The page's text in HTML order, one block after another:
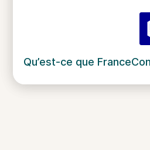
Qu’est-ce que